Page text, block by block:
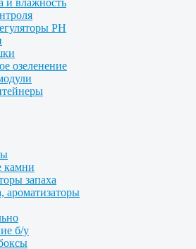
и влажность
PH
озеленение
камни
запаха
ароматизаторы
б/у